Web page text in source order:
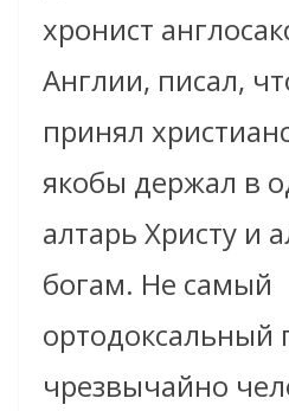
хронист
Англии, писал,
принял
якобы держал в
алтарь Христу и
богам. Не самый
ортодоксальный
чрезвычайно